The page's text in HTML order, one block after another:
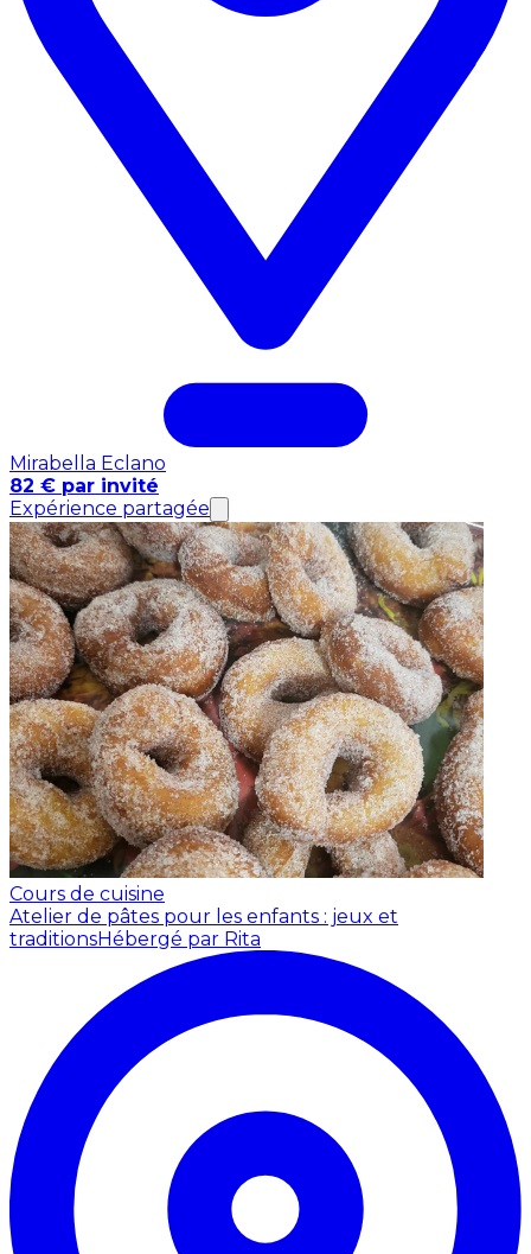
Mirabella Eclano
82 € par invité
Expérience partagée
Cours de cuisine
Atelier de pâtes pour les enfants : jeux et
traditionsHébergé par Rita